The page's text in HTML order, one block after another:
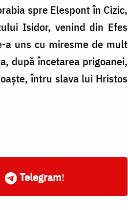
spre Elespont în Cizic,
Isidor, venind din Efes
a uns cu miresme de mult
după încetarea prigoanei,
întru slava lui Hristos
Telegram!